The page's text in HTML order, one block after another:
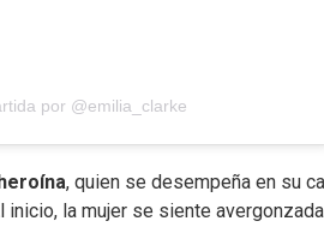
por @emilia_clarke
heroína, quien se desempeña en su
inicio, la mujer se siente